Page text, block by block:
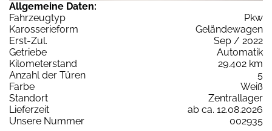
Allgemeine Daten:
Fahrzeugtyp
Pkw
Karosserieform
Geländewagen
Erst-Zul.
Sep / 2022
Getriebe
Automatik
Kilometerstand
29.402 km
Anzahl der Türen
5
Farbe
Weiß
Standort
Zentrallager
Lieferzeit
ab ca. 12.08.2026
Unsere Nummer
002935